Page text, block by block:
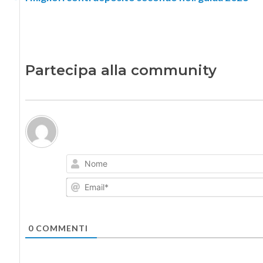
Partecipa alla community
0COMMENTI